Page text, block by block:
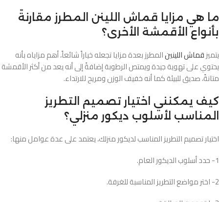
ما هي مزايا قماش اللينن المطرز مقارنةً
بأنواع الأقمشة الأخرى؟
يتميزقماش اللينينالمطرز بعدة مزايا تجعله خياراً شائعاً، أهم مزاياه بأنه
يحتوي على تهوية جيدة ويمتص الرطوبة إضافةً إلى أنه يعد من أكثر الأقمشة
متانةً، صديق للبيئة كما أنه خفيف الوزن ومريح للارتداء.
كيف يمكنني اختيار تصميم التطريز
المناسب لأسلوب ديكور منزلي؟
اختيار تصميم التطريز المناسب لديكور منزلك، يعتمد على عدة عوامل منها:
1- حدد أسلوب الديكور العام.
2- اختر مواضع التطريز المناسبة للغرفة.